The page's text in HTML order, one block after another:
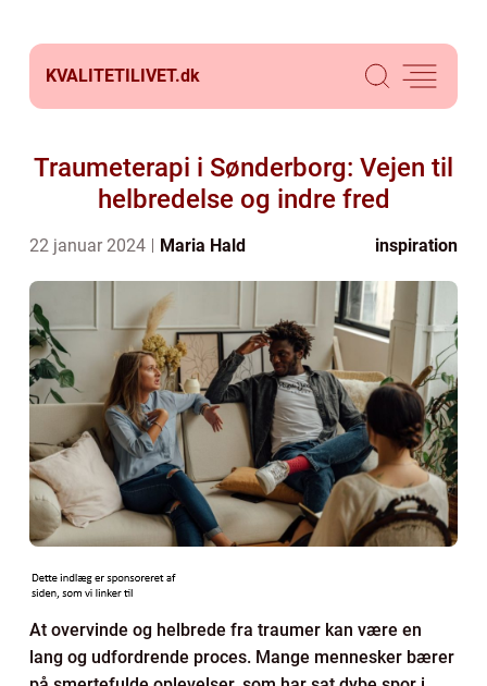
KVALITETILIVET.dk
Traumeterapi i Sønderborg: Vejen til
helbredelse og indre fred
22 januar 2024 Maria Hald inspiration
At overvinde og helbrede fra traumer kan være en
lang og udfordrende proces. Mange mennesker bærer